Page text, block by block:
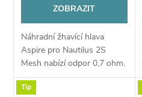
ZOBRAZIT
Náhradní žhavící hlava
Aspire pro Nautilus 2S
Mesh nabízí odpor 0,7 ohm.
V jádru se nachází speciální
mesh pletivo pro rychlý
Tip